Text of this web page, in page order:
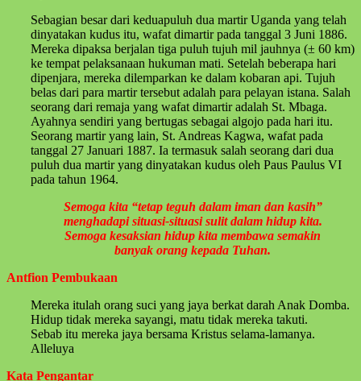
Sebagian besar dari keduapuluh dua martir Uganda yang telah
dinyatakan kudus itu, wafat dimartir pada tanggal 3 Juni 1886.
Mereka dipaksa berjalan tiga puluh tujuh mil jauhnya (± 60 km)
ke tempat pelaksanaan hukuman mati. Setelah beberapa hari
dipenjara, mereka dilemparkan ke dalam kobaran api. Tujuh
belas dari para martir tersebut adalah para pelayan istana. Salah
seorang dari remaja yang wafat dimartir adalah St. Mbaga.
Ayahnya sendiri yang bertugas sebagai algojo pada hari itu.
Seorang martir yang lain, St. Andreas Kagwa, wafat pada
tanggal 27 Januari 1887. Ia termasuk salah seorang dari dua
puluh dua martir yang dinyatakan kudus oleh Paus Paulus VI
pada tahun 1964.
Semoga kita “tetap teguh dalam iman dan kasih”
menghadapi situasi-situasi sulit dalam hidup kita.
Semoga kesaksian hidup kita membawa semakin
banyak orang kepada Tuhan.
Antfion Pembukaan
Mereka itulah orang suci yang jaya berkat darah Anak Domba.
Hidup tidak mereka sayangi, matu tidak mereka takuti.
Sebab itu mereka jaya bersama Kristus selama-lamanya.
Alleluya
Kata Pengantar